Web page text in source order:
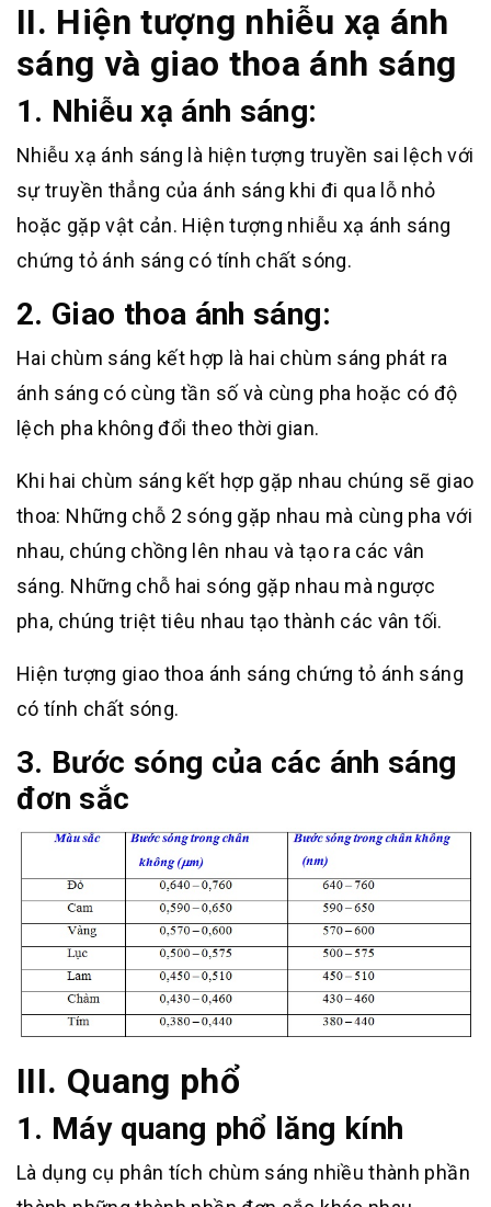
II. Hiện tượng nhiễu xạ ánh
sáng và giao thoa ánh sáng
1. Nhiễu xạ ánh sáng:
Nhiễu xạ ánh sáng là hiện tượng truyền sai lệch với
sự truyền thẳng của ánh sáng khi đi qua lỗ nhỏ
hoặc gặp vật cản. Hiện tượng nhiễu xạ ánh sáng
chứng tỏ ánh sáng có tính chất sóng.
2. Giao thoa ánh sáng:
Hai chùm sáng kết hợp là hai chùm sáng phát ra
ánh sáng có cùng tần số và cùng pha hoặc có độ
lệch pha không đổi theo thời gian.
Khi hai chùm sáng kết hợp gặp nhau chúng sẽ giao
thoa: Những chỗ 2 sóng gặp nhau mà cùng pha với
nhau, chúng chồng lên nhau và tạo ra các vân
sáng. Những chỗ hai sóng gặp nhau mà ngược
pha, chúng triệt tiêu nhau tạo thành các vân tối.
Hiện tượng giao thoa ánh sáng chứng tỏ ánh sáng
có tính chất sóng.
3. Bước sóng của các ánh sáng
đơn sắc
III. Quang phổ
1. Máy quang phổ lăng kính
Là dụng cụ phân tích chùm sáng nhiều thành phần